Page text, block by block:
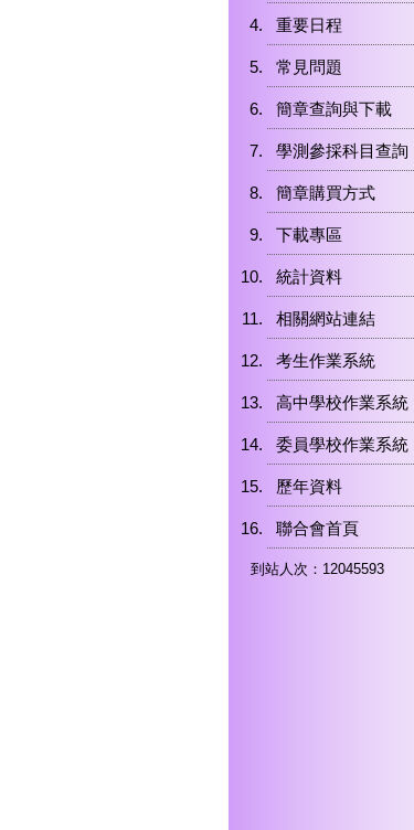
重要日程
常見問題
簡章查詢與下載
學測參採科目查詢
簡章購買方式
下載專區
統計資料
相關網站連結
考生作業系統
高中學校作業系統
委員學校作業系統
歷年資料
聯合會首頁
到站人次：12045593